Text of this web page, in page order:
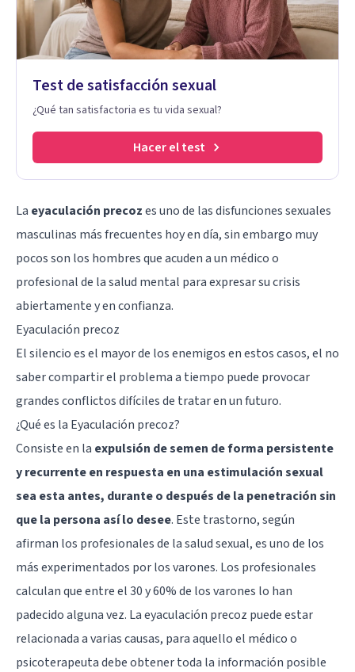
Test de satisfacción sexual
¿Qué tan satisfactoria es tu vida sexual?
Hacer el test
La eyaculación precozes uno de las disfunciones sexuales
masculinas más frecuentes hoy en día, sin embargo muy
pocos son los hombres que acuden a un médico o
profesional de la salud mental para expresar su crisis
abiertamente y en confianza.
Eyaculación precoz
El silencio es el mayor de los enemigos en estos casos, el no
saber compartir el problema a tiempo puede provocar
grandes conflictos difíciles de tratar en un futuro.
¿Qué es la Eyaculación precoz?
Consiste en la expulsión de semen de forma persistente
y recurrente en respuesta en una estimulación sexual
sea esta antes, durante o después de la penetración sin
que la persona así lo desee. Este trastorno, según
afirman los profesionales de la salud sexual, es uno de los
más experimentados por los varones. Los profesionales
calculan que entre el 30 y 60% de los varones lo han
padecido alguna vez. La eyaculación precoz puede estar
relacionada a varias causas, para aquello el médico o
psicoterapeuta debe obtener toda la información posible